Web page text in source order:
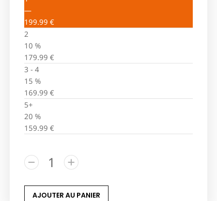
—
199.99 €
2
10 %
179.99 €
3 - 4
15 %
169.99 €
5+
20 %
159.99 €
AJOUTER AU PANIER